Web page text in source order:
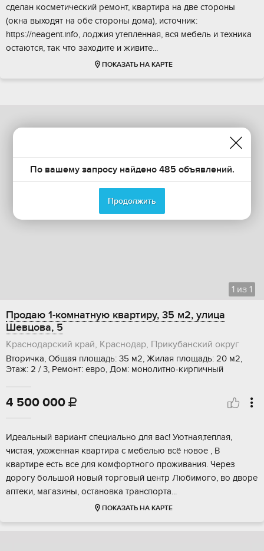
сделан косметический ремонт, квартира на две стороны
(окна выходят на обе стороны дома), источник:
https://neagent.info, лоджия утеплённая, вся мебель и техника
остаются, так что заходите и живите...
ПОКАЗАТЬ НА КАРТЕ
1 из 1
Продаю 1-комнатную квартиру, 35 м2, улица
Шевцова, 5
Краснодарский край, Краснодар, Прикубанский округ
Вторичка, Общая площадь: 35 м2, Жилая площадь: 20 м2,
Этаж: 2 / 3, Ремонт: евро, Дом: монолитно-кирпичный
4 500 000 
Идеальный вариант специально для вас! Уютная,теплая,
чистая, ухоженная квартира с мебелью всё новое , В
квартире есть все для комфортного проживания. Через
дорогу большой новый торговый центр Любимого, во дворе
аптеки, магазины, остановка транспорта...
ПОКАЗАТЬ НА КАРТЕ
По вашему запросу найдено 485 объявлений.
Продолжить